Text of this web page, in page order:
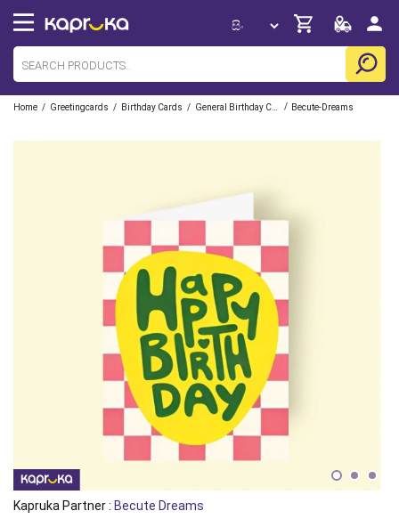
Home / Greetingcards / Birthday Cards / / Becute-Dreams
Kapruka Partner : Becute Dreams